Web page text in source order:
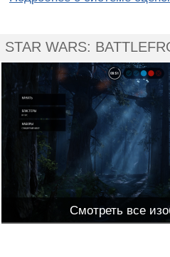
STAR WARS:
Смотреть все